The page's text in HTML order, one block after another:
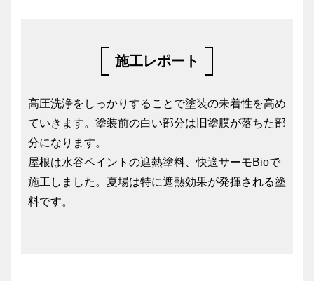
施工レポート
高圧洗浄をしっかりすることで塗装の未着性を高め
ていきます。塗装前の白い部分は旧塗膜が落ちた部
分になります。
屋根は水谷ペイントの遮熱塗料、快適サーモBioで
施工しました。夏場は特に遮熱効果が発揮される塗
料です。